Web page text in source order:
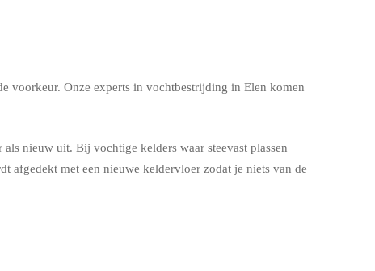
voorkeur. Onze experts in vochtbestrijding in Elen komen
nieuw uit. Bij vochtige kelders waar steevast plassen
afgedekt met een nieuwe keldervloer zodat je niets van de